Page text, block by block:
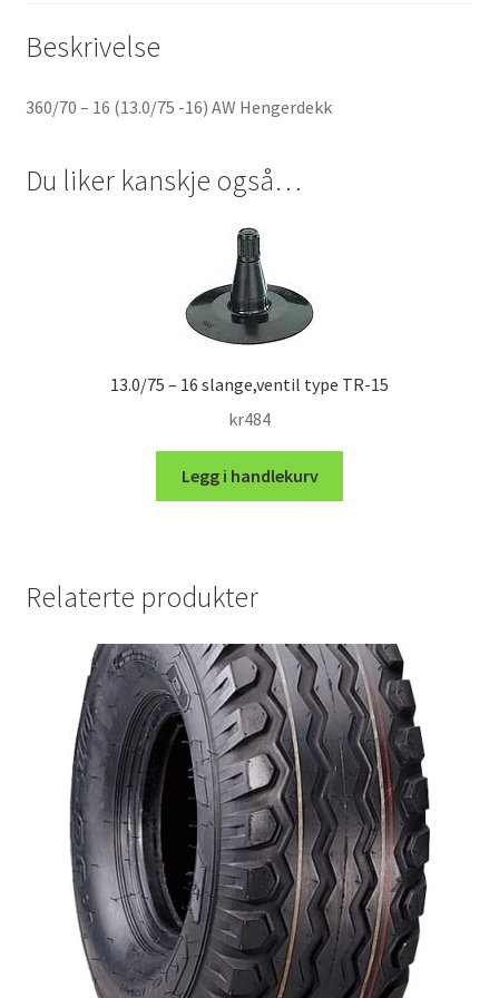
Beskrivelse
360/70 – 16 (13.0/75 -16) AW Hengerdekk
Du liker kanskje også…
13.0/75 – 16 slange,ventil type TR-15
kr484
Legg i handlekurv
Relaterte produkter